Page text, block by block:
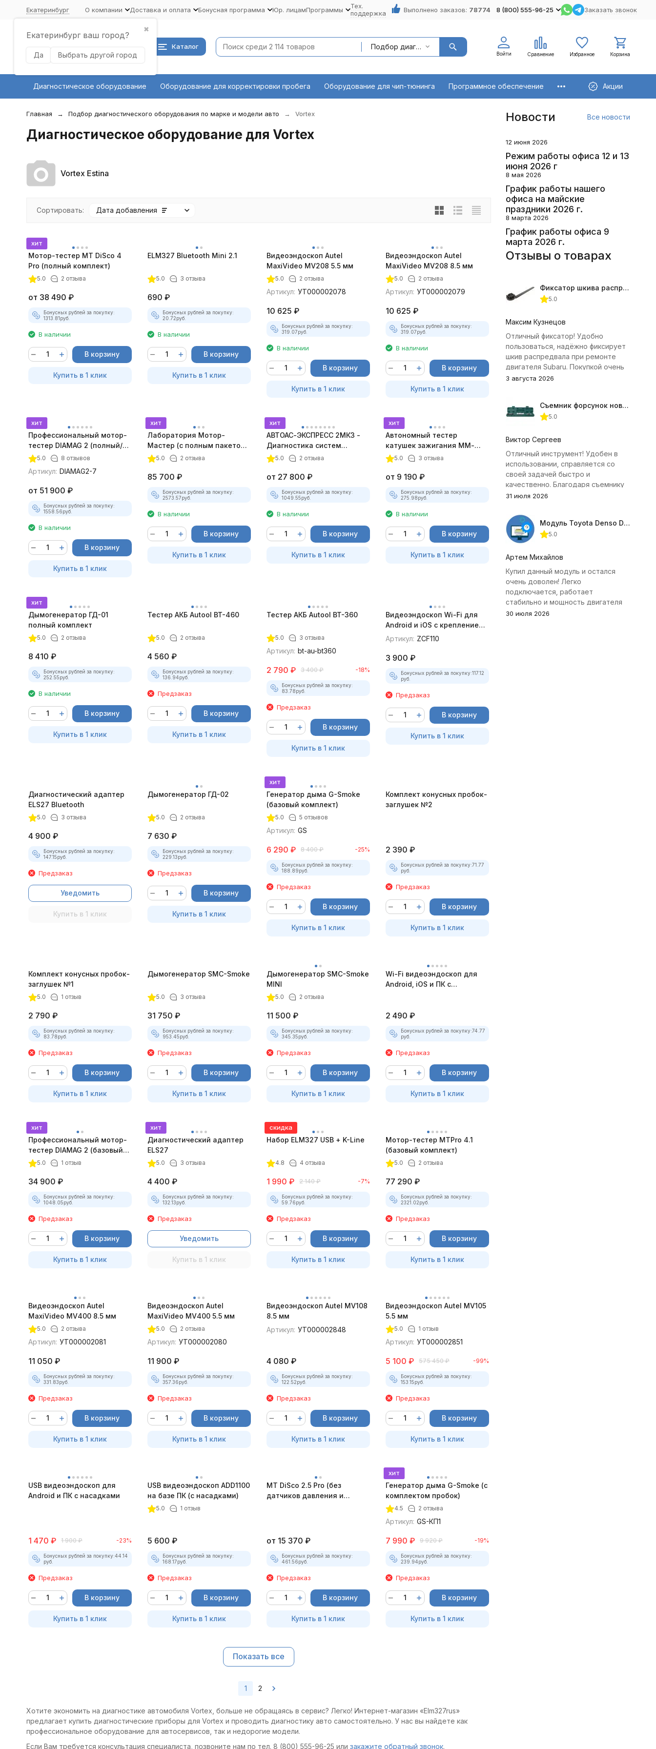
Екатеринбург
✖
Екатеринбург ваш город?
Да Выбрать другой город
О компании Доставка и оплата Бонусная программа Юр. лицамПрограммы
Тех.
поддержка
Выполнено заказов: 78774 8 (800) 555-96-25 Заказать звонок
Каталог Подбор диагностического оборудования по марке и модели авто
Войти Сравнение Избранное Корзина
Диагностическое оборудование Оборудование для корректировки пробега Оборудование для чип-тюнинга Программное обеспечение Акции
Главная Подбор диагностического оборудования по марке и модели авто Vortex
Диагностическое оборудование для Vortex
Vortex Estina
Сортировать: Дата добавления
хит
Мотор-тестер MT DiSco 4
Pro (полный комплект)
5.0 2 отзыва
от 38 490 ₽
Бонусных рублей за покупку:
1313.81руб.
В наличии
В корзину
Купить в 1 клик
ELM327 Bluetooth Mini 2.1
5.0 3 отзыва
690 ₽
Бонусных рублей за покупку:
20.72руб.
В наличии
В корзину
Купить в 1 клик
Видеоэндоскоп Autel
MaxiVideo MV208 5.5 мм
5.0 2 отзыва
Артикул: УТ000002078
10 625 ₽
Бонусных рублей за покупку:
319.07руб.
В наличии
В корзину
Купить в 1 клик
Видеоэндоскоп Autel
MaxiVideo MV208 8.5 мм
5.0 2 отзыва
Артикул: УТ000002079
10 625 ₽
Бонусных рублей за покупку:
319.07руб.
В наличии
В корзину
Купить в 1 клик
хит
Профессиональный мотор-
тестер DIAMAG 2 (полный/
максимальный комплект)
5.0 8 отзывов
Артикул: DIAMAG2-7
от 51 900 ₽
Бонусных рублей за покупку:
1558.56руб.
В наличии
В корзину
Купить в 1 клик
хит
Лаборатория Мотор-
Мастер (с полным пакетом
лицензий)
5.0 2 отзыва
85 700 ₽
Бонусных рублей за покупку:
2573.57руб.
В наличии
В корзину
Купить в 1 клик
хит
АВТОАС-ЭКСПРЕСС 2МК3 -
Диагностика систем
зажигания
5.0 2 отзыва
от 27 800 ₽
Бонусных рублей за покупку:
1049.55руб.
В наличии
В корзину
Купить в 1 клик
хит
Автономный тестер
катушек зажигания ММ-
ТК-01 (v2) (полный
5.0 3 отзыва
от 9 190 ₽
Бонусных рублей за покупку:
275.98руб.
В наличии
В корзину
Купить в 1 клик
хит
Дымогенератор ГД-01
полный комплект
5.0 2 отзыва
8 410 ₽
Бонусных рублей за покупку:
252.55руб.
В наличии
В корзину
Купить в 1 клик
Тестер АКБ Autool BT-460
5.0 2 отзыва
4 560 ₽
Бонусных рублей за покупку:
136.94руб.
Предзаказ
В корзину
Купить в 1 клик
Тестер АКБ Autool BT-360
5.0 3 отзыва
Артикул: bt-au-bt360
2 790 ₽ 3 400 ₽ -18%
Бонусных рублей за покупку:
83.78руб.
Предзаказ
В корзину
Купить в 1 клик
Видеоэндоскоп Wi-Fi для
Android и iOS с креплением
для смартфона
Артикул: ZCF110
3 900 ₽
Бонусных рублей за покупку:117.12
руб.
Предзаказ
В корзину
Купить в 1 клик
Диагностический адаптер
ELS27 Bluetooth
5.0 3 отзыва
4 900 ₽
Бонусных рублей за покупку:
147.15руб.
Предзаказ
Уведомить
Купить в 1 клик
Дымогенератор ГД-02
5.0 2 отзыва
7 630 ₽
Бонусных рублей за покупку:
229.13руб.
Предзаказ
В корзину
Купить в 1 клик
хит
Генератор дыма G-Smoke
(базовый комплект)
5.0 5 отзывов
Артикул: GS
6 290 ₽ 8 400 ₽ -25%
Бонусных рублей за покупку:
188.89руб.
Предзаказ
В корзину
Купить в 1 клик
Комплект конусных пробок-
заглушек №2
2 390 ₽
Бонусных рублей за покупку:71.77
руб.
Предзаказ
В корзину
Купить в 1 клик
Комплект конусных пробок-
заглушек №1
5.0 1 отзыв
2 790 ₽
Бонусных рублей за покупку:
83.78руб.
Предзаказ
В корзину
Купить в 1 клик
Дымогенератор SMC-Smoke
5.0 3 отзыва
31 750 ₽
Бонусных рублей за покупку:
953.45руб.
Предзаказ
В корзину
Купить в 1 клик
Дымогенератор SMC-Smoke
MINI
5.0 2 отзыва
11 500 ₽
Бонусных рублей за покупку:
345.35руб.
Предзаказ
В корзину
Купить в 1 клик
Wi-Fi видеоэндоскоп для
Android, iOS и ПК с
2 490 ₽
Бонусных рублей за покупку:74.77
руб.
Предзаказ
В корзину
Купить в 1 клик
хит
Профессиональный мотор-
тестер DIAMAG 2 (базовый
комплект)
5.0 1 отзыв
34 900 ₽
Бонусных рублей за покупку:
1048.05руб.
Предзаказ
В корзину
Купить в 1 клик
хит
Диагностический адаптер
ELS27
5.0 3 отзыва
4 400 ₽
Бонусных рублей за покупку:
132.13руб.
Предзаказ
Уведомить
Купить в 1 клик
скидка
Набор ELM327 USB + K-Line
4.8 4 отзыва
1 990 ₽ 2 140 ₽ -7%
Бонусных рублей за покупку:
59.76руб.
Предзаказ
В корзину
Купить в 1 клик
Мотор-тестер MTPro 4.1
(базовый комплект)
5.0 2 отзыва
77 290 ₽
Бонусных рублей за покупку:
2321.02руб.
Предзаказ
В корзину
Купить в 1 клик
Видеоэндоскоп Autel
MaxiVideo MV400 8.5 мм
5.0 2 отзыва
Артикул: УТ000002081
11 050 ₽
Бонусных рублей за покупку:
331.83руб.
Предзаказ
В корзину
Купить в 1 клик
Видеоэндоскоп Autel
MaxiVideo MV400 5.5 мм
5.0 2 отзыва
Артикул: УТ000002080
11 900 ₽
Бонусных рублей за покупку:
357.36руб.
Предзаказ
В корзину
Купить в 1 клик
Видеоэндоскоп Autel MV108
8.5 мм
Артикул: УТ000002848
4 080 ₽
Бонусных рублей за покупку:
122.52руб.
Предзаказ
В корзину
Купить в 1 клик
Видеоэндоскоп Autel MV105
5.5 мм
5.0 1 отзыв
Артикул: УТ000002851
5 100 ₽ 575 450 ₽ -99%
Бонусных рублей за покупку:
153.15руб.
Предзаказ
В корзину
Купить в 1 клик
USB видеоэндоскоп для
Android и ПК с насадками
1 470 ₽ 1 900 ₽ -23%
Бонусных рублей за покупку:44.14
руб.
Предзаказ
В корзину
Купить в 1 клик
USB видеоэндоскоп ADD1100
на базе ПК (с насадками)
5.0 1 отзыв
5 600 ₽
Бонусных рублей за покупку:
168.17руб.
Предзаказ
В корзину
Купить в 1 клик
MT DiSco 2.5 Pro (без
датчиков давления и
от 15 370 ₽
Бонусных рублей за покупку:
461.56руб.
Предзаказ
В корзину
Купить в 1 клик
хит
Генератор дыма G-Smoke (c
комплектом пробок)
4.5 2 отзыва
Артикул: GS-КП1
7 990 ₽ 9 920 ₽ -19%
Бонусных рублей за покупку:
239.94руб.
Предзаказ
В корзину
Купить в 1 клик
Показать все
1 2
Хотите экономить на диагностике автомобиля Vortex, больше не обращаясь в сервис? Легко! Интернет-магазин «Elm327rus»
предлагает купить диагностические приборы для Vortex и проводить диагностику авто самостоятельно. У нас вы найдете как
профессиональное оборудование для автосервисов, так и недорогие модели.
Если Вам требуется консультация специалиста, позвоните нам по тел. 8 (800) 555-96-25 или закажите обратный звонок.
Новости Все новости
12 июня 2026
Режим работы офиса 12 и 13
июня 2026 г
8 мая 2026
График работы нашего
офиса на майские
праздники 2026 г.
8 марта 2026
График работы офиса 9
марта 2026 г.
Отзывы о товарах
Фиксатор шкива распредвала (Subaru) JTC-4409
5.0
Максим Кузнецов
Отличный фиксатор! Удобно
пользоваться, надёжно фиксирует
шкив распредвала при ремонте
двигателя Subaru. Покупкой очень
доволен.
3 августа 2026
Съемник форсунок новых дизельных двигателей Jonnesway
5.0
Виктор Сергеев
Отличный инструмент! Удобен в
использовании, справляется со
своей задачей быстро и
качественно. Благодаря съемнику
удалось избежать лишних хлопот с
цилиндров.
31 июля 2026
Модуль Toyota Denso Diesel 2.8D для ChipTuningPRO
5.0
Артем Михайлов
Купил данный модуль и остался
очень доволен! Легко
подключается, работает
стабильно и мощность двигателя
заметно увеличилась. Рекомендую
30 июля 2026